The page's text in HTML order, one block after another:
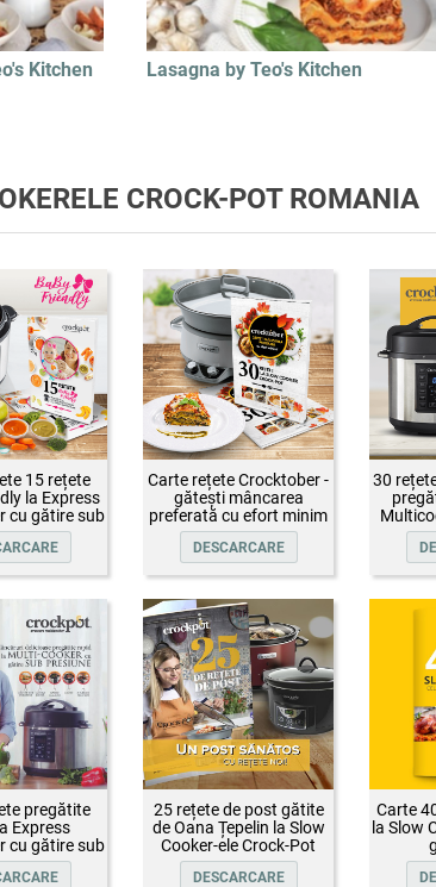
Kitchen Lasagna by Teo's Kitchen
CROCK-POT ROMANIA
15 rețete
la Express
cu gătire sub
Crock-Pot
Carte rețete Crocktober -
gătești mâncarea
preferată cu efort minim
DESCARCARE
30
pregătite
Express
cu gătire sub
Crock-Pot
25 rețete de post gătite
de Oana Țepelin la Slow
Cooker-ele Crock-Pot
DESCARCARE
Carte
la Slow